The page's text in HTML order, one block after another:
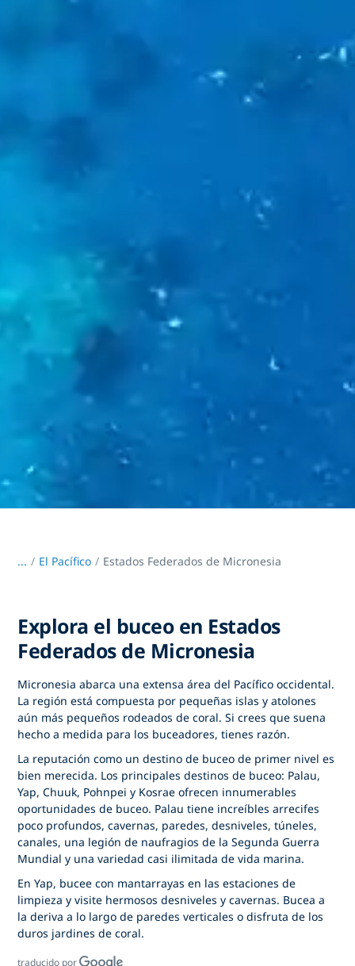
... / El Pacífico Estados Federados de Micronesia
Explora el buceo en Estados
Federados de Micronesia
Micronesia abarca una extensa área del Pacífico occidental.
La región está compuesta por pequeñas islas y atolones
aún más pequeños rodeados de coral. Si crees que suena
hecho a medida para los buceadores, tienes razón.
La reputación como un destino de buceo de primer nivel es
bien merecida. Los principales destinos de buceo: Palau,
Yap, Chuuk, Pohnpei y Kosrae ofrecen innumerables
oportunidades de buceo. Palau tiene increíbles arrecifes
poco profundos, cavernas, paredes, desniveles, túneles,
canales, una legión de naufragios de la Segunda Guerra
Mundial y una variedad casi ilimitada de vida marina.
En Yap, bucee con mantarrayas en las estaciones de
limpieza y visite hermosos desniveles y cavernas. Bucea a
la deriva a lo largo de paredes verticales o disfruta de los
duros jardines de coral.
traducido por